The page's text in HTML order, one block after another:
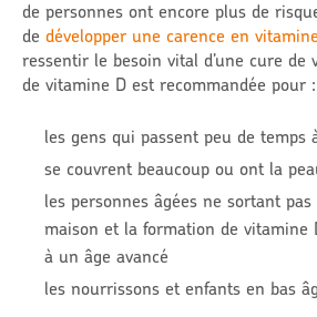
de personnes ont encore plus de
de développer une carence en
ressentir le besoin vital d’une cure de
de vitamine D est recommandée pour :
les gens qui passent peu de temps
se couvrent beaucoup ou ont la
les personnes âgées ne sortant
maison et la formation de vitamine
à un âge avancé
les nourrissons et enfants en bas